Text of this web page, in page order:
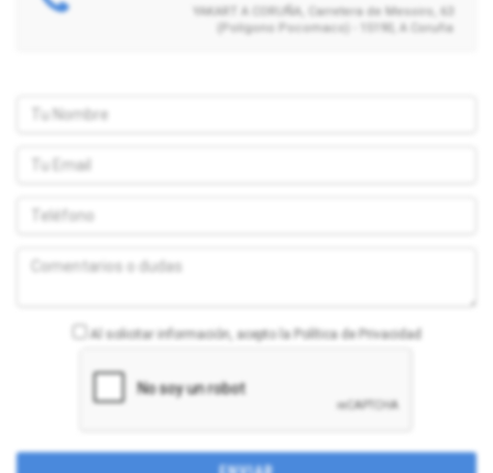
YAKART A CORUÑA, Carretera de Mesoiro, 63
(Polígono Pocomaco) - 15190, A Coruña
Al solicitar información, acepto la Política de Privacidad